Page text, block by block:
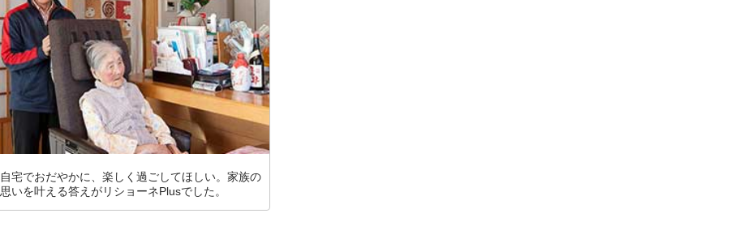
自宅でおだやかに、楽しく過ごしてほしい。家族の
思いを叶える答えがリショーネPlusでした。